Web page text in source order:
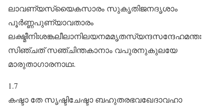
ലാവണ്യസ്യൈകസാരം സുകൃതിജനദൃശാം
പൂർ‌ണ്ണപുണ്യാവതാരം
ലക്ഷ്മീനിഃശങ്കലീലാനിലയനമമൃതസ്യന്ദസന്ദേഹമന്തഃ
സിഞ്ചത് സഞ്ചിന്തകാനാം വപുരനുകുലയേ
മാരുതാഗാരനാഥഃ.
1.7
കഷ്ടാ ‍തേ സൃഷ്ടിചേഷ്ടാ ബഹുതരഭവഖേദാവഹാ